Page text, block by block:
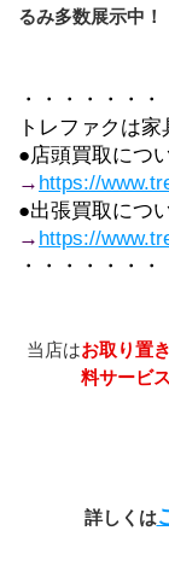
るみ多数展示中！
・・・・・・
トレファクは家
●店頭買取につ
→ https://
●出張買取につ
→ https://
・・・・・・
当店はお取り置
料サービス
詳しくは